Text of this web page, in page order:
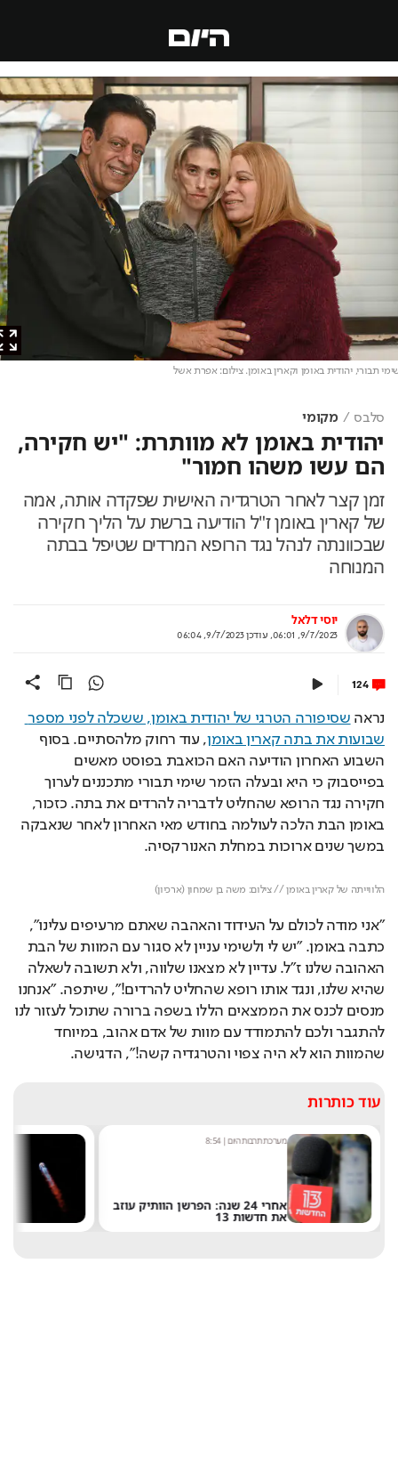
תבורי, יהודית באומן וקארין באומן. צילום: אפרת אשל
סלבס מקומי
יהודית באומן לא מוותרת: "יש חקירה,
הם עשו משהו חמור"
זמן קצר לאחר הטרגדיה האישית שפקדה אותה, אמה
של קארין באומן ז"ל הודיעה ברשת על הליך חקירה
שבכוונתה לנהל נגד הרופא המרדים שטיפל בבתה
המנוחה
יוסי דלאל
9/7/2023, 06:01
,עודכן9/7/2023, 06:04
124
נראה
שסיפורה הטרגי של יהודית באומן, ששכלה לפני מספר
שבועות את בתה קארין באומן
, עוד רחוק מלהסתיים. בסוף
השבוע האחרון הודיעה האם הכואבת בפוסט מאשים
בפייסבוק כי היא ובעלה הזמר שימי תבורי מתכננים לערוך
חקירה נגד הרופא שהחליט לדבריה להרדים את בתה. כזכור,
באומן הבת הלכה לעולמה בחודש מאי האחרון לאחר שנאבקה
במשך שנים ארוכות במחלת האנורקסיה.
הלווייתה של קארין באומן // צילום: משה בן שמחון (ארכיון)
"אני מודה לכולם על העידוד והאהבה שאתם מרעיפים עלינו",
כתבה באומן. "יש לי ולשימי עניין לא סגור עם המוות של הבת
האהובה שלנו ז"ל. עדיין לא מצאנו שלווה, ולא תשובה לשאלה
שהיא שלנו, ונגד אותו רופא שהחליט להרדים!", שיתפה. "אנחנו
מנסים לכנס את הממצאים הללו בשפה ברורה שתוכל לעזור לנו
להתגבר ולכם להתמודד עם מוות של אדם אהוב, במיוחד
שהמוות הוא לא היה צפוי והטרגדיה קשה!", הדגישה.
עוד כותרות
מערכת תרבות היום|
8:54
אחרי 24 שנה: הפרשן הוותיק עוזב
את חדשות 13